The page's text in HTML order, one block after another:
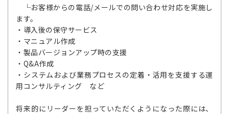
└お客様からの電話/メールでの問い合わせ対応を実施し
ます。
・導入後の保守サービス
・マニュアル作成
・製品バージョンアップ時の支援
・Q&A作成
・システムおよび業務プロセスの定着・活用を支援する運
用コンサルティング など
将来的にリーダーを担っていただくようになった際には、